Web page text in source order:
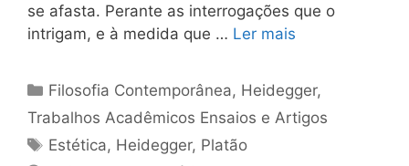
se afasta. Perante as interrogações que o
intrigam, e à medida que … Ler mais
Categorias
Filosofia Contemporânea, Heidegger,
Trabalhos Acadêmicos Ensaios e Artigos
Tags
Estética, Heidegger, Platão